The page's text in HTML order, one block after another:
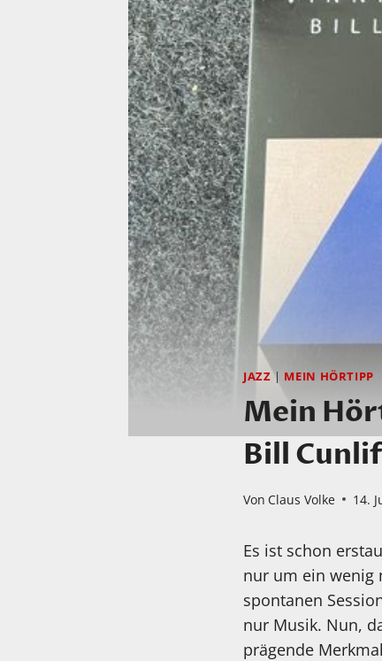
JAZZ| MEIN HÖRTIPP
Mein
Bill
Von Claus Volke 14.
Es ist schon
nur um ein wenig
spontanen
nur Musik. Nun,
prägende